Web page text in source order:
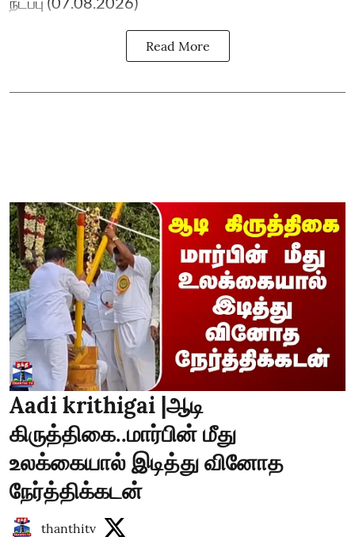
Read More
Aadi krithigai |ஆடி
கிருத்திகை..மார்பின் மீது
உலக்கையால் இடித்து வினோத
நேர்த்திக்கடன்
thanthitv